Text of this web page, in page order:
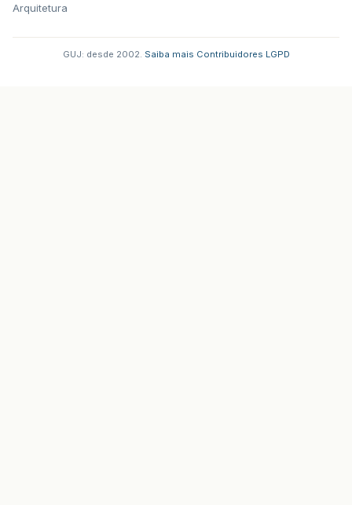
Arquitetura
GUJ: desde 2002. Saiba mais Contribuidores LGPD